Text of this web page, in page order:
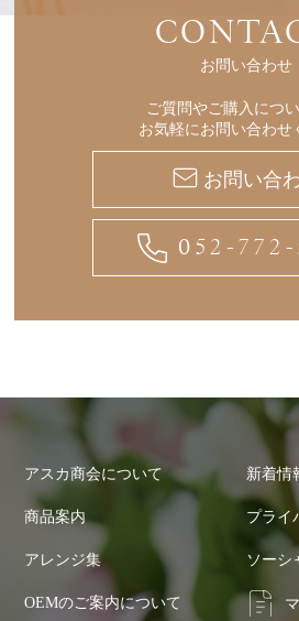
お問い合わせ
ご質問やご購入につ
お気軽にお問い合わせ
お問い合
052-772-
アスカ商会について
商品案内
アレンジ集
OEMのご案内について
新着情
プライ
ソーシ